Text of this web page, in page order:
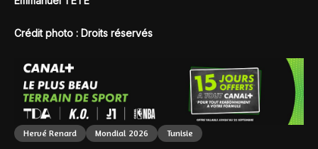
Crédit photo : Droits réservés
Hervé Renard Mondial 2026 Tunisie